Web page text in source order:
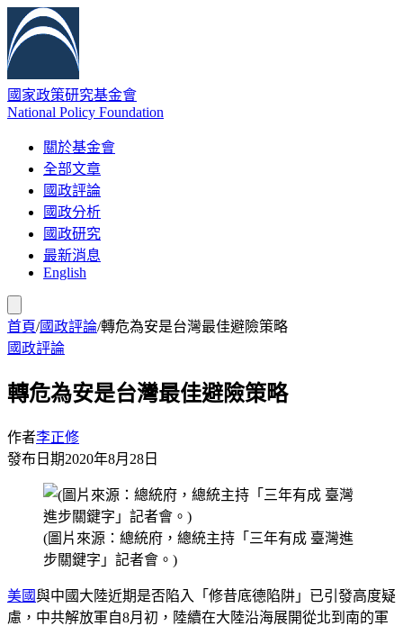
國家政策研究基金會
National Policy Foundation
關於基金會
全部文章
國政評論
國政分析
國政研究
最新消息
English
首頁/國政評論/轉危為安是台灣最佳避險策略
國政評論
轉危為安是台灣最佳避險策略
作者李正修
發布日期2020年8月28日
(圖片來源：總統府，總統主持「三年有成 臺灣進
步關鍵字」記者會。)
美國與中國大陸近期是否陷入「修昔底德陷阱」已引發高度疑
慮，中共解放軍自8月初，陸續在大陸沿海展開從北到南的軍